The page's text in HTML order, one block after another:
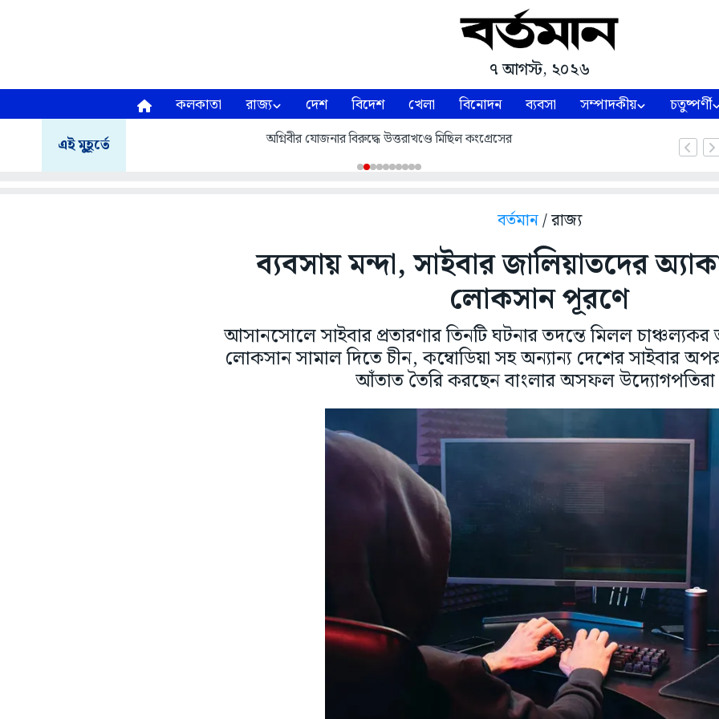
৭ আগস্ট, ২০২৬
কলকাতা রাজ্য দেশ বিদেশ খেলা বিনোদন ব্যবসা সম্পাদকীয় চতুষ্পর্ণী
এই মুহূর্তে অগ্নিবীর যোজনার বিরুদ্ধে উত্তরাখণ্ডে মিছিল কংগ্রেসের
বর্তমান/ রাজ্য
ব্যবসায় মন্দা, সাইবার জালিয়াতদের
লোকসান পূরণে
আসানসোলে সাইবার প্রতারণার তিনটি ঘটনার তদন্তে মিলল
লোকসান সামাল দিতে চীন, কম্বোডিয়া সহ অন্যান্য দেশের সাইবার
আঁতাত তৈরি করছেন বাংলার অসফল